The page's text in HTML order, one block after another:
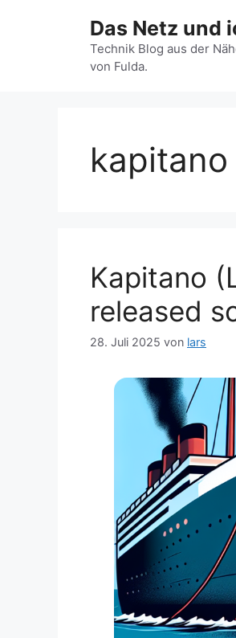
Das Netz und
Technik Blog aus der
von Fulda.
kapitano
Kapitano
released
28. Juli 2025 von lars